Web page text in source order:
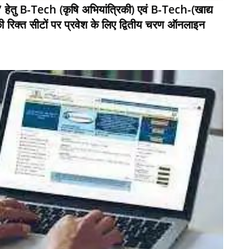
B-Tech (कृषि अभियांत्रिकी) एवं B-Tech-(खाद्य
रिक्त सीटों पर प्रवेश के लिए द्वितीय चरण ऑनलाइन